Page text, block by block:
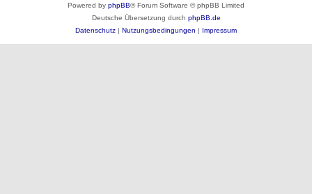
Powered by phpBB® Forum Software © phpBB Limited
Deutsche Übersetzung durch phpBB.de
Datenschutz | Nutzungsbedingungen | Impressum